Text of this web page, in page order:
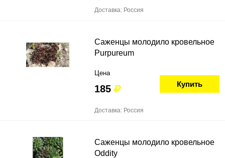
Доставка: Россия
Саженцы молодило кровельное
Purpureum
Цена
185 Купить
Доставка: Россия
Саженцы молодило кровельное
Oddity